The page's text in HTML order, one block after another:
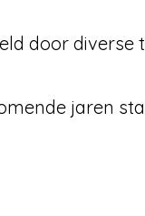
door diverse
jaren